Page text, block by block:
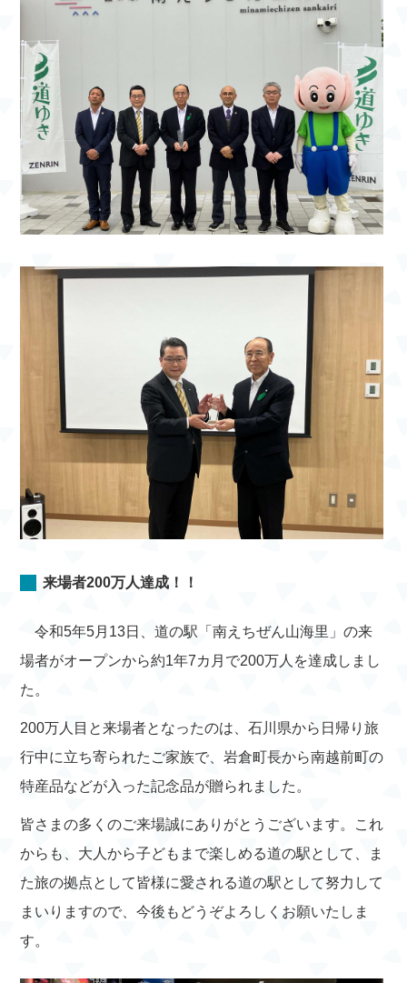
来場者200万人達成！！
令和5年5月13日、道の駅「南えちぜん山海里」の来
場者がオープンから約1年7カ月で200万人を達成しまし
た。
200万人目と来場者となったのは、石川県から日帰り旅
行中に立ち寄られたご家族で、岩倉町長から南越前町の
特産品などが入った記念品が贈られました。
皆さまの多くのご来場誠にありがとうございます。これ
からも、大人から子どもまで楽しめる道の駅として、ま
た旅の拠点として皆様に愛される道の駅として努力して
まいりますので、今後もどうぞよろしくお願いたしま
す。